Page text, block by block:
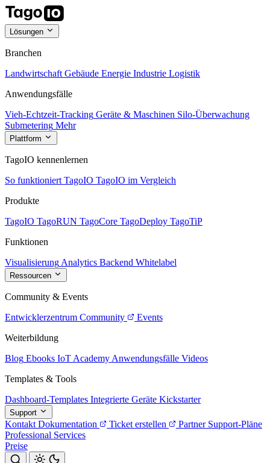
Lösungen
Branchen
Landwirtschaft Gebäude Energie Industrie Logistik
Anwendungsfälle
Vieh-Echtzeit-Tracking Geräte & Maschinen Silo-Überwachung
Submetering Mehr
Plattform
TagoIO kennenlernen
So funktioniert TagoIO TagoIO im Vergleich
Produkte
TagoIO TagoRUN TagoCore TagoDeploy TagoTiP
Funktionen
Visualisierung Analytics Backend Whitelabel
Ressourcen
Community & Events
Entwicklerzentrum Community
Events
Weiterbildung
Blog Ebooks IoT Academy Anwendungsfälle Videos
Templates & Tools
Dashboard-Templates Integrierte Geräte Kickstarter
Support
Kontakt Dokumentation Ticket erstellen Partner Support-Pläne
Professional Services
Preise